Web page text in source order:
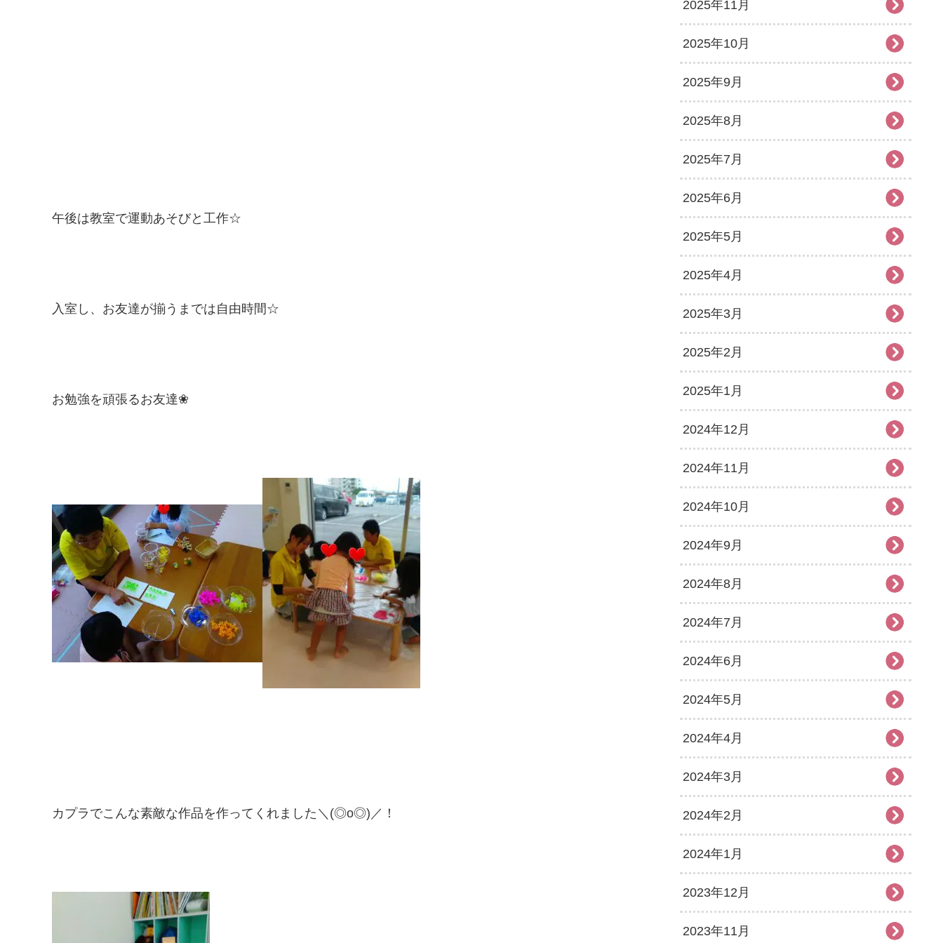
午後は教室で運動あそびと工作☆
入室し、お友達が揃うまでは自由時間☆
お勉強を頑張るお友達❀
カプラでこんな素敵な作品を作ってくれました＼(◎o◎)／！
2025年11月
2025年10月
2025年9月
2025年8月
2025年7月
2025年6月
2025年5月
2025年4月
2025年3月
2025年2月
2025年1月
2024年12月
2024年11月
2024年10月
2024年9月
2024年8月
2024年7月
2024年6月
2024年5月
2024年4月
2024年3月
2024年2月
2024年1月
2023年12月
2023年11月